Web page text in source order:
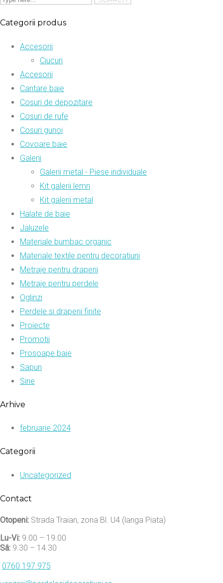
Categorii produs
Accesorii
Ciucuri
Accesorii
Cantare baie
Cosuri de depozitare
Cosuri de rufe
Cosuri gunoi
Covoare baie
Galerii
Galerii metal - Piese individuale
Kit galerii lemn
Kit galerii metal
Halate de baie
Jaluzele
Materiale bumbac organic
Materiale textile pentru decoratiuni
Metraje pentru draperii
Metraje pentru perdele
Oglinzi
Perdele si draperii finite
Proiecte
Promotii
Prosoape baie
Sapun
Sine
Arhive
februarie 2024
Categorii
Uncategorized
Contact
Otopeni: Strada Traian, zona Bl. U4 (langa Piata)
Lu-Vi: 9.00 – 19.00
Sâ: 9.30 – 14.30
0760 197 975